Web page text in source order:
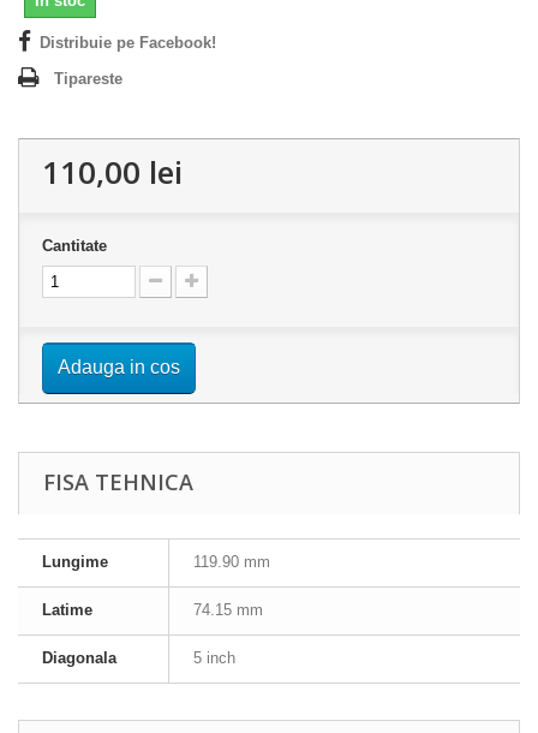
Distribuie pe Facebook!
Tipareste
110,00 lei
Cantitate
Adauga in cos
FISA TEHNICA
Lungime 119.90 mm
Latime 74.15 mm
Diagonala 5 inch